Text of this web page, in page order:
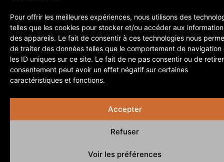
Pour offrir les meilleures expériences, nous utilisons des
telles que les cookies pour stocker et/ou accéder aux
des appareils. Le fait de consentir à ces technologies nous
de traiter des données telles que le comportement de navigation
les ID uniques sur ce site. Le fait de ne pas consentir ou de
consentement peut avoir un effet négatif sur certaines
caractéristiques et fonctions.
Accepter
Refuser
Voir les préférences